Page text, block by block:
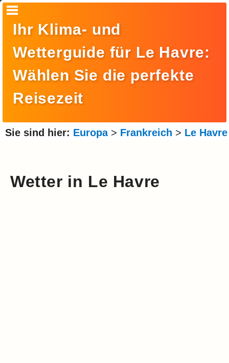
Amerika
Asien
Afrika
Antarktis
Ihr Klima- und
Wetterguide für Le Havre:
Wählen Sie die perfekte
Reisezeit
Sie sind hier: Europa> Frankreich > Le Havre
Wetter in Le Havre